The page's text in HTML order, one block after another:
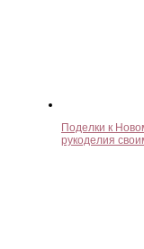
Поделки к
рукоделия